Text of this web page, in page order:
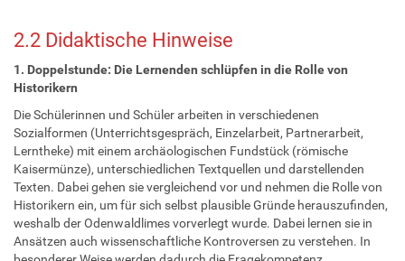
2.2 Didaktische Hinweise
1. Doppelstunde: Die Lernenden schlüpfen in die Rolle von
Historikern
Die Schülerinnen und Schüler arbeiten in verschiedenen
Sozialformen (Unterrichtsgespräch, Einzelarbeit, Partnerarbeit,
Lerntheke) mit einem archäologischen Fundstück (römische
Kaisermünze), unterschiedlichen Textquellen und darstellenden
Texten. Dabei gehen sie vergleichend vor und nehmen die Rolle von
Historikern ein, um für sich selbst plausible Gründe herauszufinden,
weshalb der Odenwaldlimes vorverlegt wurde. Dabei lernen sie in
Ansätzen auch wissenschaftliche Kontroversen zu verstehen. In